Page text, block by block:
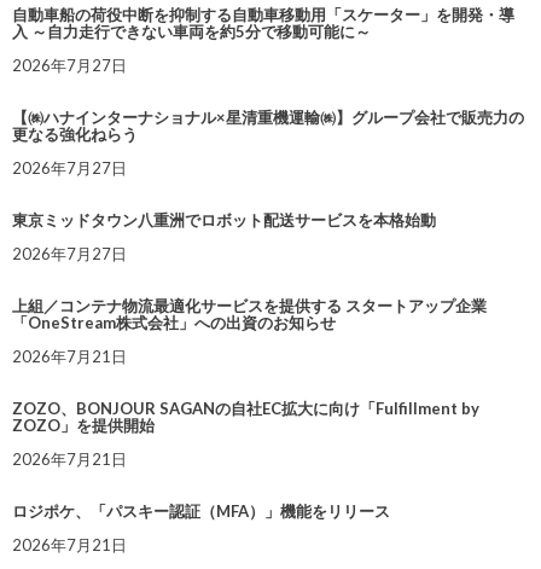
自動車船の荷役中断を抑制する自動車移動用「スケーター」を開発・導
入 ～自力走行できない車両を約5分で移動可能に～
2026年7月27日
【㈱ハナインターナショナル×星清重機運輸㈱】グループ会社で販売力の
更なる強化ねらう
2026年7月27日
東京ミッドタウン八重洲でロボット配送サービスを本格始動
2026年7月27日
上組／コンテナ物流最適化サービスを提供する スタートアップ企業
「OneStream株式会社」への出資のお知らせ
2026年7月21日
ZOZO、BONJOUR SAGANの自社EC拡大に向け「Fulfillment by
ZOZO」を提供開始
2026年7月21日
ロジポケ、「パスキー認証（MFA）」機能をリリース
2026年7月21日